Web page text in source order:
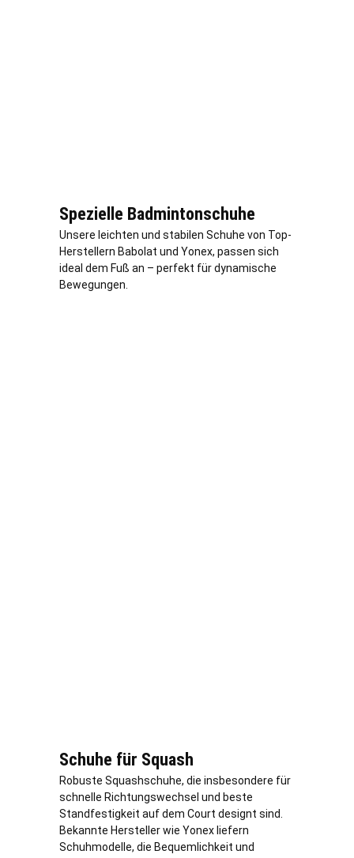
Spezielle Badmintonschuhe
Unsere leichten und stabilen Schuhe von Top-
Herstellern Babolat und Yonex, passen sich
ideal dem Fuß an – perfekt für dynamische
Bewegungen.
Schuhe für Squash
Robuste Squashschuhe, die insbesondere für
schnelle Richtungswechsel und beste
Standfestigkeit auf dem Court designt sind.
Bekannte Hersteller wie Yonex liefern
Schuhmodelle, die Bequemlichkeit und